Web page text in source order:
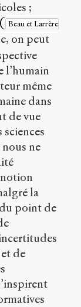
;
( Beau et Larrère
on peut
l’humain
même
dans
de vue
ne
la
point de
de